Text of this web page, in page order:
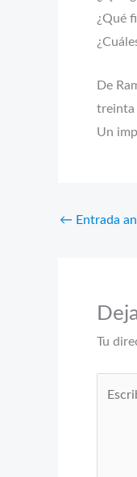
¿Qué
De
treinta
Un
← Entrada
Tu